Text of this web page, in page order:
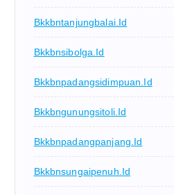
Bkkbntanjungbalai.id
Bkkbnsibolga.id
Bkkbnpadangsidimpuan.id
Bkkbngunungsitoli.id
Bkkbnpadangpanjang.id
Bkkbnsungaipenuh.id